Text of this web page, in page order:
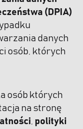
(DPIA)
danych
osób, których
osób których
na stronę
, polityki